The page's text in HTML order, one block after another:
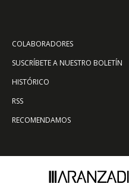
COLABORADORES
SUSCRÍBETE A NUESTRO BOLETÍN
HISTÓRICO
RSS
RECOMENDAMOS